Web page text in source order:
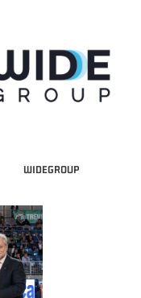
WIDEGROUP